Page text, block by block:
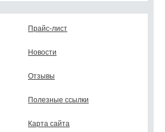
Прайс-лист
Новости
Отзывы
Полезные ссылки
Карта сайта